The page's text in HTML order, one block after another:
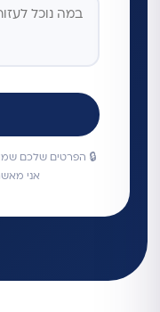
🔒 הפרטים שלכם
אני